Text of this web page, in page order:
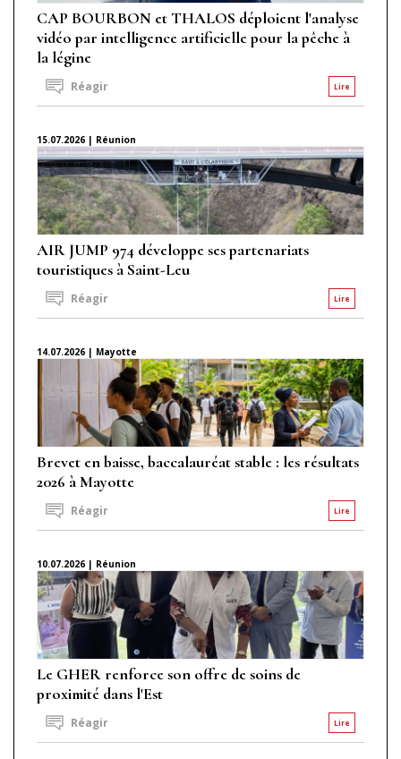
CAP BOURBON et THALOS déploient l'analyse
vidéo par intelligence artificielle pour la pêche à
la légine
Lire
Réagir
15.07.2026 | Réunion
AIR JUMP 974 développe ses partenariats
touristiques à Saint-Leu
Lire
Réagir
14.07.2026 | Mayotte
Brevet en baisse, baccalauréat stable : les résultats
2026 à Mayotte
Lire
Réagir
10.07.2026 | Réunion
Le GHER renforce son offre de soins de
proximité dans l'Est
Lire
Réagir